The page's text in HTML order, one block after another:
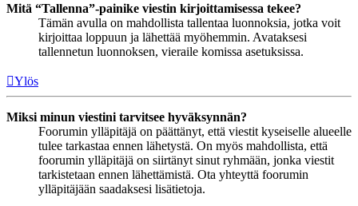
Mitä “Tallenna”-painike viestin kirjoittamisessa tekee?
Tämän avulla on mahdollista tallentaa luonnoksia, jotka voit
kirjoittaa loppuun ja lähettää myöhemmin. Avataksesi
tallennetun luonnoksen, vieraile komissa asetuksissa.
Ylös
Miksi minun viestini tarvitsee hyväksynnän?
Foorumin ylläpitäjä on päättänyt, että viestit kyseiselle alueelle
tulee tarkastaa ennen lähetystä. On myös mahdollista, että
foorumin ylläpitäjä on siirtänyt sinut ryhmään, jonka viestit
tarkistetaan ennen lähettämistä. Ota yhteyttä foorumin
ylläpitäjään saadaksesi lisätietoja.